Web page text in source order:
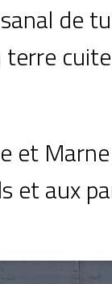
de
et
et aux